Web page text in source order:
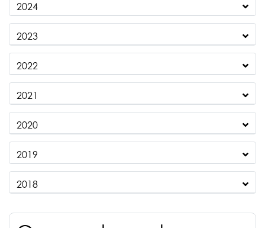
2024
2023
2022
2021
2020
2019
2018